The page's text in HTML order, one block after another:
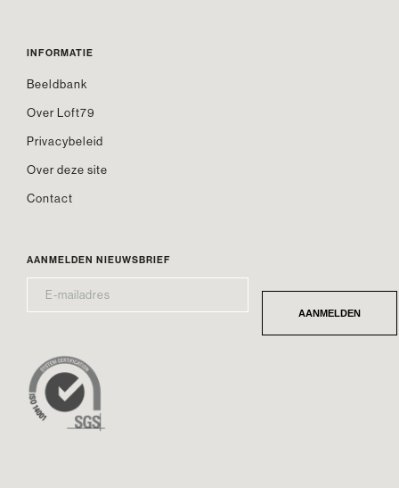
INFORMATIE
Beeldbank
Over Loft79
Privacybeleid
Over deze site
Contact
AANMELDEN NIEUWSBRIEF
MAILADRES* AANMELDEN